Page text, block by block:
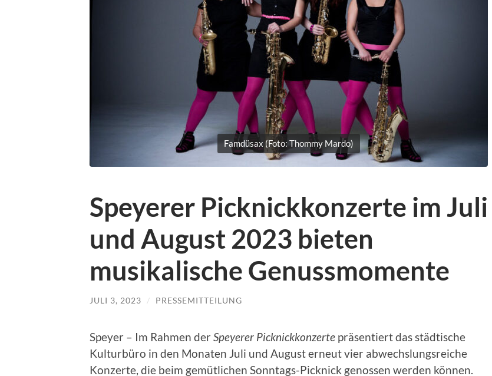
Famdüsax (Foto: Thommy Mardo)
Speyerer Picknickkonzerte im Juli
und August 2023 bieten
musikalische Genussmomente
JULI 3, 2023 / PRESSEMITTEILUNG
Speyer – Im Rahmen der Speyerer Picknickkonzerte präsentiert das städtische
Kulturbüro in den Monaten Juli und August erneut vier abwechslungsreiche
Konzerte, die beim gemütlichen Sonntags-Picknick genossen werden können.